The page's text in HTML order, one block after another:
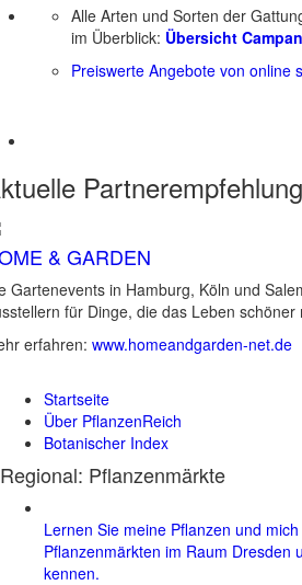
Alle Arten und Sorten der
im Überblick: Übersicht
Preiswerte Angebote von online
& GARDEN
Gartenevents in Hamburg, Köln und
für Dinge, die das Leben schöner
erfahren: www.homeandgarden-net.de
Startseite
Über PflanzenReich
Botanischer Index
Regional: Pflanzenmärkte
Lernen Sie meine Pflanzen und
Pflanzenmärkten im Raum Dresden
kennen.